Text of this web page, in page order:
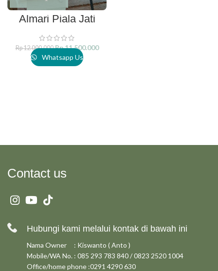
Almari Piala Jati
Rp12.000.000 Rp11.500.000
Whatsapp Us
Contact us
Hubungi kami melalui kontak di bawah ini
Nama Owner : Kiswanto ( Anto )
Mobile/WA No. : 085 293 783 840 / 0823 2520 1004
Office/home phone :0291 4290 630